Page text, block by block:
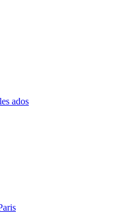
ados